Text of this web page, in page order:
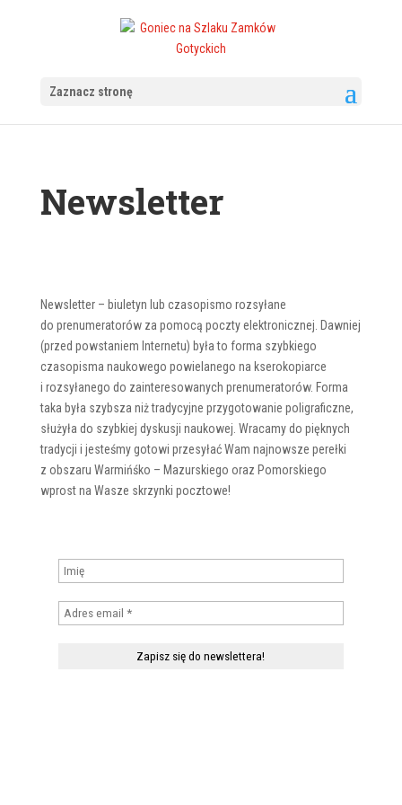
Zaznacz stronę
Newsletter
Newsletter – biuletyn lub czasopismo rozsyłane
do prenumeratorów za pomocą poczty elektronicznej. Dawniej
(przed powstaniem Internetu) była to forma szybkiego
czasopisma naukowego powielanego na kserokopiarce
i rozsyłanego do zainteresowanych prenumeratorów. Forma
taka była szybsza niż tradycyjne przygotowanie poligraficzne,
służyła do szybkiej dyskusji naukowej. Wracamy do pięknych
tradycji i jesteśmy gotowi przesyłać Wam najnowsze perełki
z obszaru Warmińśko – Mazurskiego oraz Pomorskiego
wprost na Wasze skrzynki pocztowe!